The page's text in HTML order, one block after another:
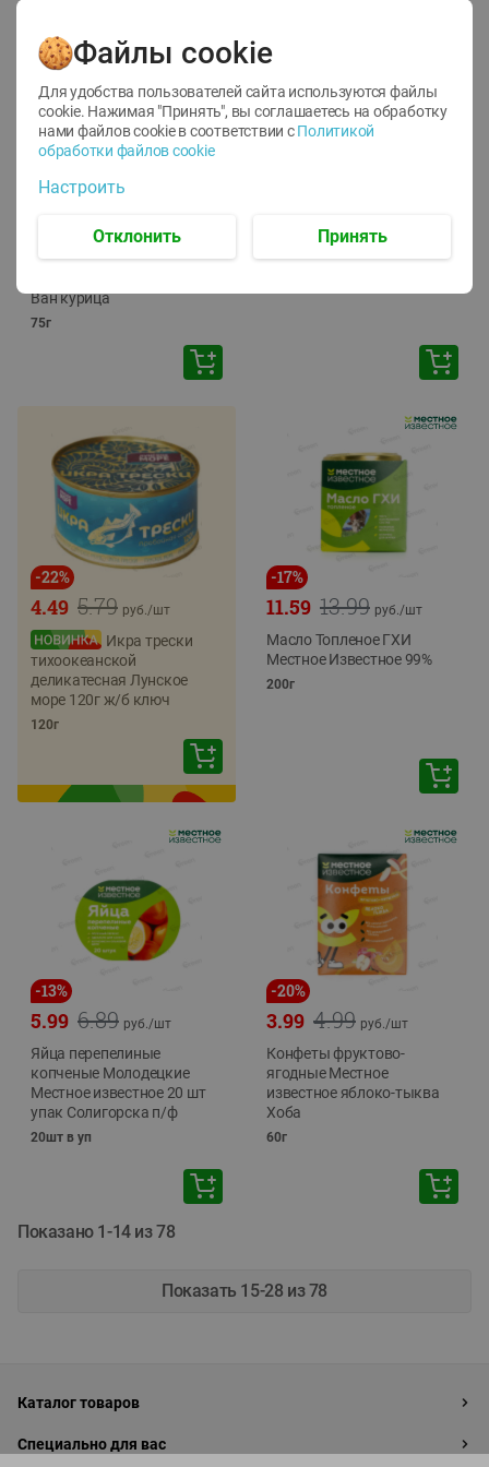
12
1.05 руб./
руб./шт
Корм влаж. для кош. с
Ван курица
75г
ТОФУ Vegetus ТВЕРДЫЙ
-22%
5.79
4.49 руб./шт
Икра трески
тихоокеанской
деликатесная Лунское
море 120г ж/б ключ
120г
-17%
13.99
11.59 руб./шт
Масло Топленое ГХИ
Местное Известное 99%
200г
-13%
6.89
5.99 руб./шт
Яйца перепелиные
копченые Молодецкие
Местное известное 20 шт
упак Солигорска п/ф
20шт в уп
-20%
4.99
3.99 руб./шт
Конфеты фруктово-
ягодные Местное
известное яблоко-тыква
Хоба
60г
Показано 1-14 из 78
Показать 15-28 из 78
Каталог товаров
Специально для вас
Файлы cookie
Для удобства пользователей сайта используются файлы
cookie. Нажимая "Принять", вы соглашаетесь на обработку
нами файлов cookie в соответствии с Политикой
обработки файлов cookie
Настроить
Отклонить Принять